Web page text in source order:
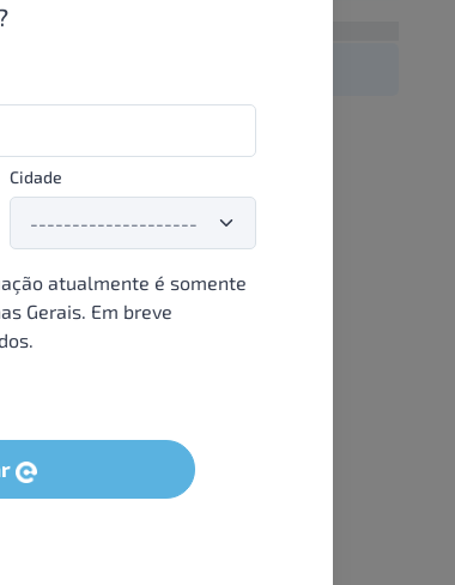
Cidade
atualmente é somente
Gerais. Em breve